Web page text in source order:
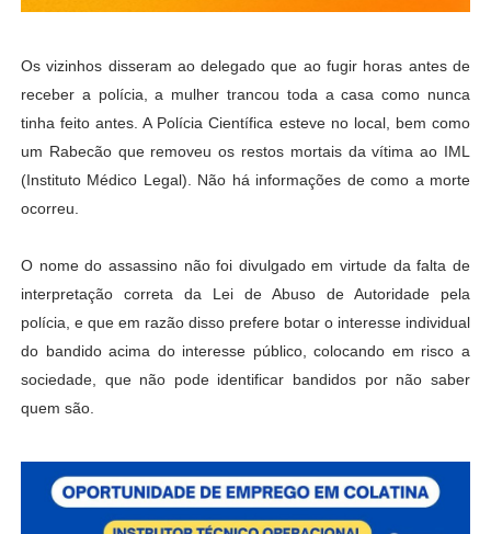
Os vizinhos disseram ao delegado que ao fugir horas antes de
receber a polícia, a mulher trancou toda a casa como nunca
tinha feito antes. A Polícia Científica esteve no local, bem como
um Rabecão que removeu os restos mortais da vítima ao IML
(Instituto Médico Legal). Não há informações de como a morte
ocorreu.
O nome do assassino não foi divulgado em virtude da falta de
interpretação correta da Lei de Abuso de Autoridade pela
polícia, e que em razão disso prefere botar o interesse individual
do bandido acima do interesse público, colocando em risco a
sociedade, que não pode identificar bandidos por não saber
quem são.